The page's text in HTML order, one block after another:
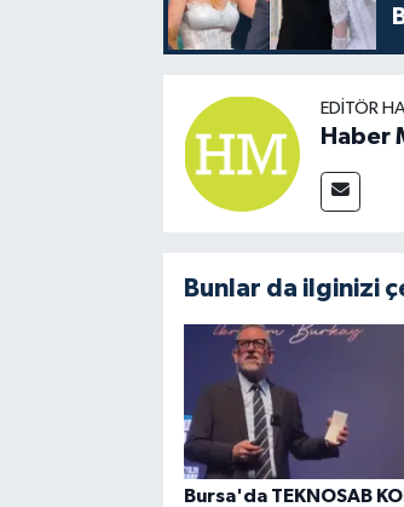
EDITÖR
Haber
Bunlar da ilginizi
Bursa'da TEKNOSAB